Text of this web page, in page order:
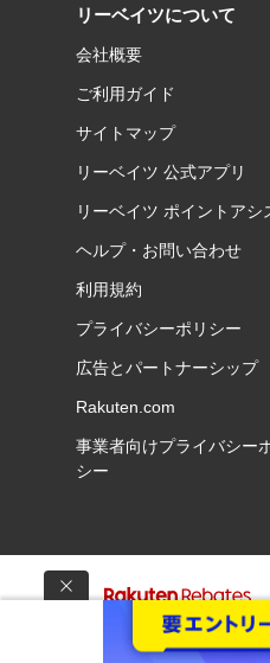
リーベイツについて
会社概要
ご利用ガイド
サイトマップ
リーベイツ 公式アプリ
リーベイツ ポイントアシ
ヘルプ・お問い合わせ
利用規約
プライバシーポリシー
広告とパートナーシップ
Rakuten.com
事業者向けプライバシー
シー